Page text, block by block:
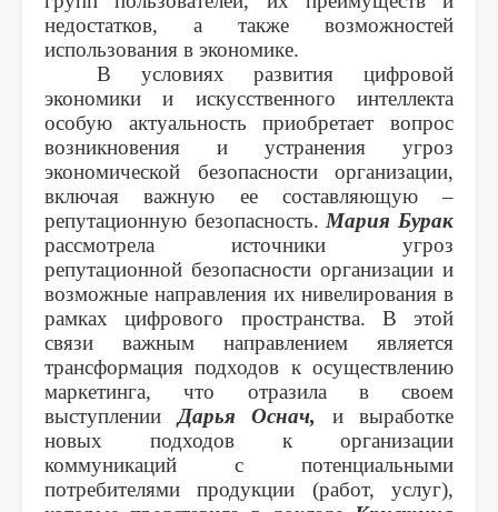
недостатков, а также возможностей
использования в экономике.
В условиях развития цифровой
экономики и искусственного интеллекта
особую актуальность приобретает вопрос
возникновения и устранения угроз
экономической безопасности организации,
включая важную ее составляющую –
репутационную безопасность.Мария Бурак
рассмотрела источники угроз
репутационной безопасности организации и
возможные направления их нивелирования в
рамках цифрового пространства. В этой
связи важным направлением является
трансформация подходов к осуществлению
маркетинга, что отразила в своем
выступленииДарья Оснач, и выработке
новых подходов к организации
коммуникаций с потенциальными
потребителями продукции (работ, услуг),